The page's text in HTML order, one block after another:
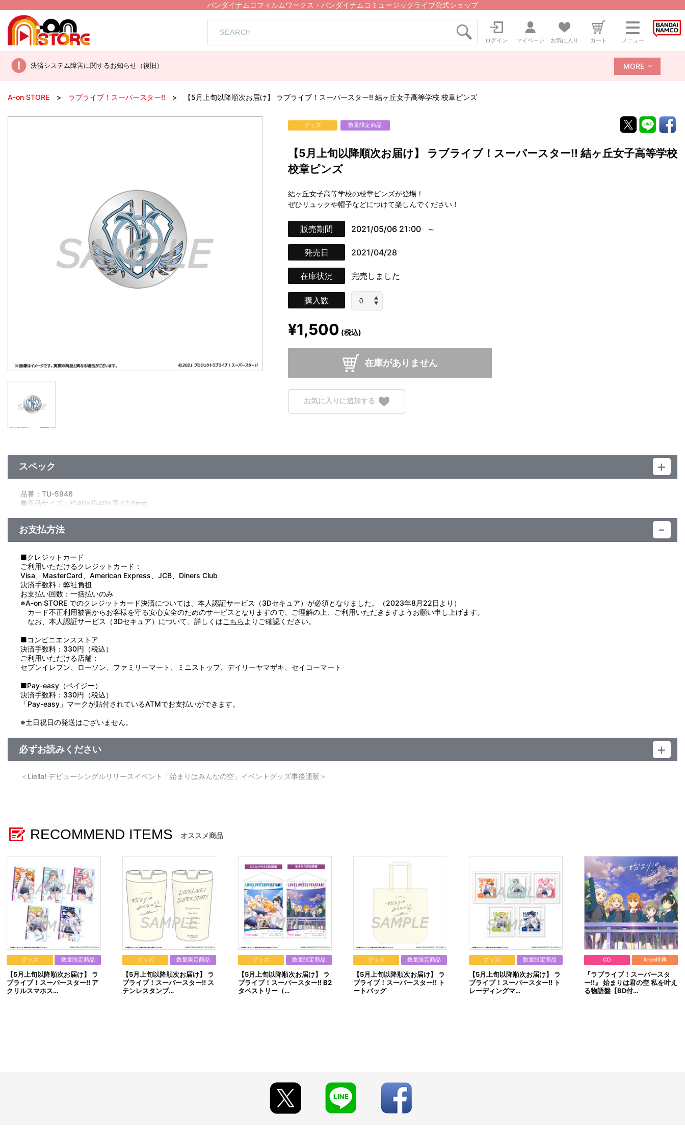
バンダイナムコフィルムワークス・バンダイナムコミュージックライブ公式ショップ
ログイン マイページ お気に入り カート メニュー
決済システム障害に関するお知らせ（復旧） MORE
A-on STORE ラブライブ！スーパースター!! 【5月上旬以降順次お届け】 ラブライブ！スーパースター!! 結ヶ丘女子高等学校 校章ピンズ
グッズ 数量限定商品
【5月上旬以降順次お届け】 ラブライブ！スーパースター!! 結ヶ丘女子高等学校
校章ピンズ
結ヶ丘女子高等学校の校章ピンズが登場！
ぜひリュックや帽子などにつけて楽しんでください！
販売期間 2021/05/06 21:00
発売日 2021/04/28
在庫状況 完売しました
購入数
¥1,500 (税込)
在庫がありません
お気に入りに追加する
スペック
品番：TU-5946
■商品サイズ：縦40×横40×厚さ1.6mm
■素材：亜鉛合金、鉄、バタフライクラッチ
お支払方法
■クレジットカード
ご利用いただけるクレジットカード：
Visa、MasterCard、American Express、JCB、Diners Club
決済手数料：弊社負担
お支払い回数：一括払いのみ
※A-on STORE でのクレジットカード決済については、本人認証サービス（3Dセキュア）が必須となりました。（2023年8月22日より）
カード不正利用被害からお客様を守る安心安全のためのサービスとなりますので、ご理解の上、ご利用いただきますようお願い申し上げます。
なお、本人認証サービス（3Dセキュア）について、詳しくはこちら よりご確認ください。
■コンビニエンスストア
決済手数料：330円（税込）
ご利用いただける店舗：
セブンイレブン、ローソン、ファミリーマート、ミニストップ、デイリーヤマザキ、セイコーマート
■Pay-easy（ペイジー）
決済手数料：330円（税込）
「Pay-easy」マークが貼付されているATMでお支払いができます。
※土日祝日の発送はございません。
必ずお読みください
＜Liella! デビューシングルリリースイベント「始まりはみんなの空」イベントグッズ事後通販＞
【ご注意（必ずお読みください）】
■商品について
※撮影環境やご利用のモニター環境により、実物と多少異なって見える場合がございます。
※商品画像はイメージです。実際の商品仕様が異なる場合がございます。あらかじめご了承ください。
※すでにご注文しているかのご確認には、「マイページ」→「ご注文履歴」にてご確認いただけます。
■ご注文・お支払いについて
※ご注文は、1注文につき2個までとなります。
※A-on STOREでの決済方法は「カード決済」、「コンビニ決済」、「Pay-easy（ペイジー）」のみとなります。
（上記の「お支払方法」に代金引換等に関する記載がありますが、
本商品では「カード決済」、「コンビニ決済」、「Pay-easy（ペイジー）」のみとなりますので、あらかじめご了承ください。）
※決済方法「カード決済」を選択時は、注文受付期間最終日（締切日）翌日に決済処理を実施いたします。
ただし、早期に商品の規定数に達した場合は、同締切日より前に決済をさせて頂く場合がございます。あらかじめご了承ください。
※決済方法「コンビニ決済」を選択時は、メールにてご案内させて頂きましたお支払期日までに
購入・決済手続きが行われなかった場合は、キャンセル扱いとして手続きを致します。
いかなる理由でも、決済期間の延長は対応出来かねます。
なお、ご注文日翌日以降は、以下の手順でもご確認頂けます。
（１）A-on STOREにアクセスし、ログインします。
※配送地域や決済方法、天候の状況等によって、お届け日が異なりますので、あらかじめご了承ください。
RECOMMEND ITEMS オススメ商品
グッズ 数量限定商品
【5月上旬以降順次お届け】 ラ
ブライブ！スーパースター!! ア
クリルスマホス…
グッズ 数量限定商品
【5月上旬以降順次お届け】 ラ
ブライブ！スーパースター!! ス
テンレスタンブ…
グッズ 数量限定商品
【5月上旬以降順次お届け】 ラ
ブライブ！スーパースター!! B2
タペストリー（…
グッズ 数量限定商品
【5月上旬以降順次お届け】 ラ
ブライブ！スーパースター!! ト
ートバッグ
グッズ 数量限定商品
【5月上旬以降順次お届け】 ラ
ブライブ！スーパースター!! ト
レーディングマ…
CD A-on特典
『ラブライブ！スーパースタ
ー!!』 始まりは君の空 私を叶え
る物語盤【BD付…